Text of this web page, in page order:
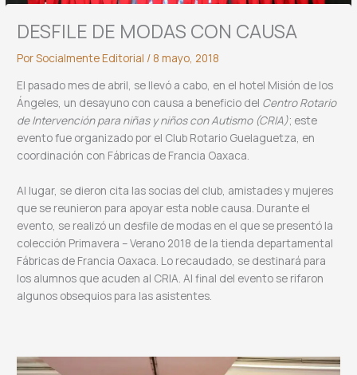
DESFILE DE MODAS CON CAUSA
PorSocialmente Editorial / 8 mayo, 2018
El pasado mes de abril, se llevó a cabo, en el hotel Misión de los
Ángeles, un desayuno con causa a beneficio del Centro Rotario
de Intervención para niñas y niños con Autismo (CRIA); este
evento fue organizado por el Club Rotario Guelaguetza, en
coordinación con Fábricas de Francia Oaxaca.
Al lugar, se dieron cita las socias del club, amistades y mujeres
que se reunieron para apoyar esta noble causa. Durante el
evento, se realizó un desfile de modas en el que se presentó la
colección Primavera – Verano 2018 de la tienda departamental
Fábricas de Francia Oaxaca. Lo recaudado, se destinará para
los alumnos que acuden al CRIA. Al final del evento se rifaron
algunos obsequios para las asistentes.